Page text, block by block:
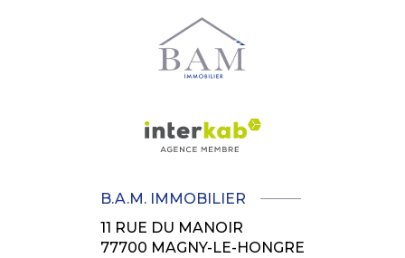
B.A.M. IMMOBILIER
11 RUE DU MANOIR
77700 MAGNY-LE-HONGRE